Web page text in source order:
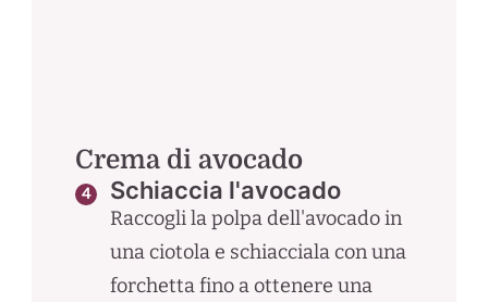
Crema di avocado
Schiaccia l'avocado
Raccogli la polpa dell'avocado in
una ciotola e schiacciala con una
forchetta fino a ottenere una